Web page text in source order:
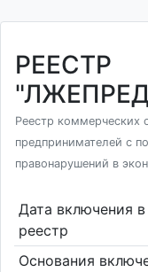
РЕЕСТР
Реестр коммерческих
предпринимателей с
правонарушений в
Дата включения в
реестр
Основания